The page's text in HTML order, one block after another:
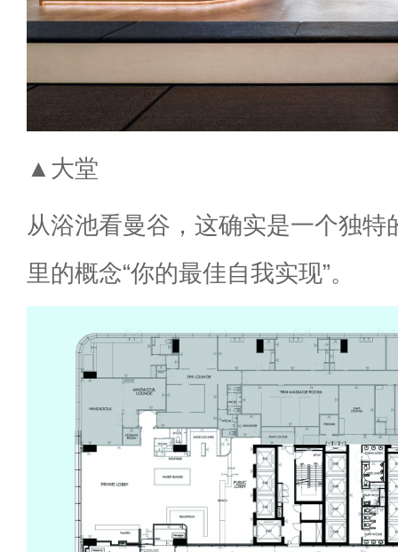
▲大堂
从浴池看曼谷，这确实是一个独特
里的概念“你的最佳自我实现”。